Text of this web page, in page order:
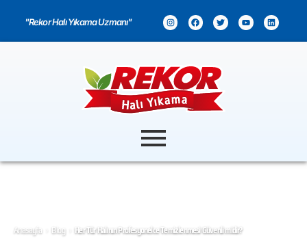
"Rekor Halı Yıkama Uzmanı"
Anasayfa Blog Her Tür Halının Profesyonelce Temizlenmesi Güvenli midir?